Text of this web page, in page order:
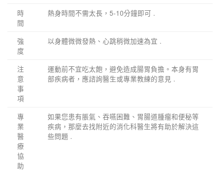
時
間
熱身時間不需太長，5-10分鐘即可 .
強
度
以身體微微發熱、心跳稍微加速為宜 .
注
意
事
項
運動前不宜吃太飽，避免造成腸胃負擔。本身有胃
部疾病者，應諮詢醫生或專業教練的意見 .
專
業
醫
療
協
助
如果您患有脹氣、吞嚥困難、胃腸道腫瘤和便秘等
疾病，那麼去找附近的消化科醫生將有助於解決這
些問題 .